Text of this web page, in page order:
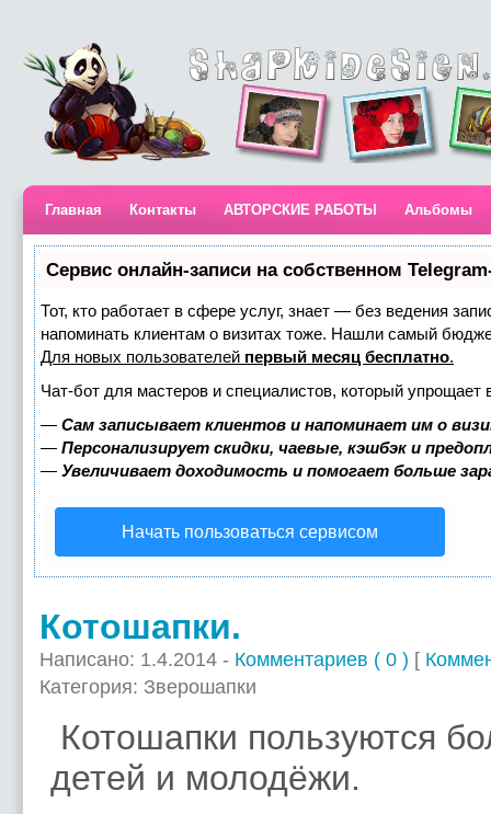
Главная Контакты АВТОРСКИЕ РАБОТЫ Альбомы
Сервис онлайн-записи на собственном
Тот, кто работает в сфере услуг, знает — без ведения
напоминать клиентам о визитах тоже. Нашли самый
Для новых пользователей первый месяц бесплатно.
Чат-бот для мастеров и специалистов, который упрощает
— Сам записывает клиентов и напоминает им о
— Персонализирует скидки, чаевые, кэшбэк и
— Увеличивает доходимость и помогает больше
Начать пользоваться сервисом
Котошапки.
Написано: 1.4.2014 - Комментариев ( 0 ) [
Категория: Зверошапки
Котошапки пользуются
детей и молодёжи.